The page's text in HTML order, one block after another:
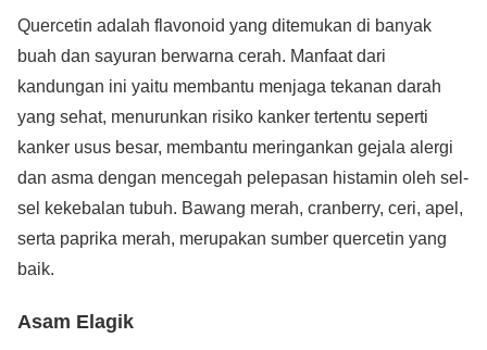
Quercetin adalah flavonoid yang ditemukan di banyak
buah dan sayuran berwarna cerah. Manfaat dari
kandungan ini yaitu membantu menjaga tekanan darah
yang sehat, menurunkan risiko kanker tertentu seperti
kanker usus besar, membantu meringankan gejala alergi
dan asma dengan mencegah pelepasan histamin oleh sel-
sel kekebalan tubuh. Bawang merah, cranberry, ceri, apel,
serta paprika merah, merupakan sumber quercetin yang
baik.
Asam Elagik